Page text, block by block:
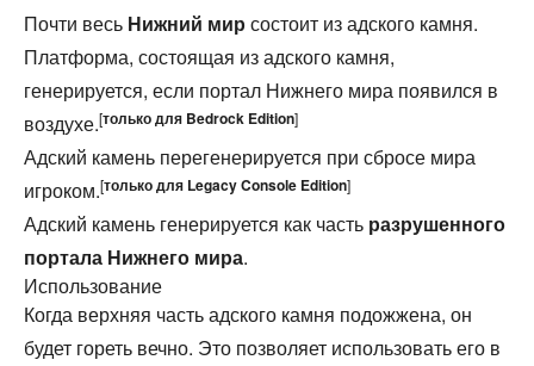
Почти весь Нижний мир состоит из адского камня.
Платформа, состоящая из адского камня,
генерируется, если портал Нижнего мира появился в
воздухе.‌[только для Bedrock Edition]
Адский камень перегенерируется при сбросе мира
игроком.‌[только для Legacy Console Edition]
Адский камень генерируется как часть разрушенного
портала Нижнего мира.
Использование
Когда верхняя часть адского камня подожжена, он
будет гореть вечно. Это позволяет использовать его в